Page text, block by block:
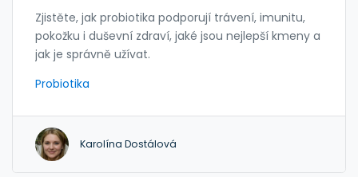
Zjistěte, jak probiotika podporují trávení, imunitu,
pokožku i duševní zdraví, jaké jsou nejlepší kmeny a
jak je správně užívat.
Probiotika
Karolína Dostálová